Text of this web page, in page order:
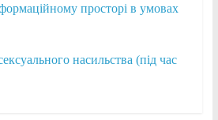
просторі в умовах
насильства (під час